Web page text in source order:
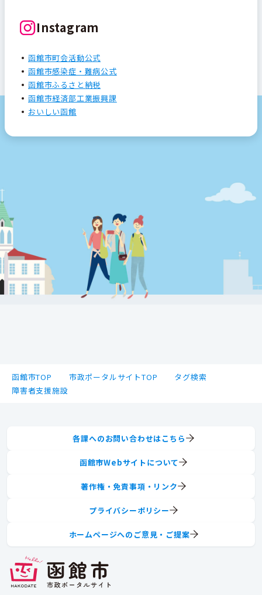
Instagram
函館市町会活動公式
函館市感染症・難病公式
函館市ふるさと納税
函館市経済部工業振興課
おいしい函館
函館市TOP 市政ポータルサイトTOP
タグ検索
障害者支援施設
各課へのお問い合わせはこちら
函館市Webサイトについて
著作権・免責事項・リンク
プライバシーポリシー
ホームページへのご意見・ご提案